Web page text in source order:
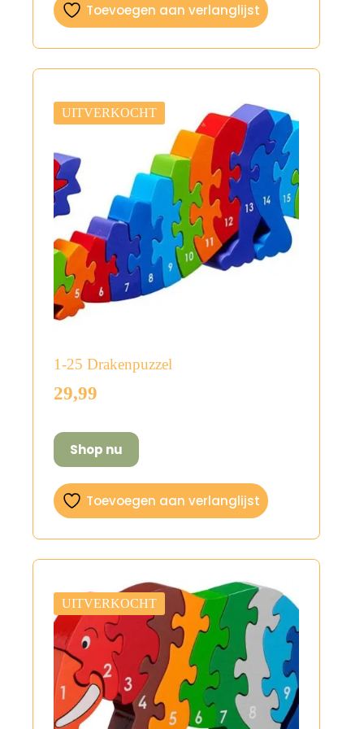
Toevoegen aan verlanglijst
UITVERKOCHT
1-25 Drakenpuzzel
29,99
Shop nu
Toevoegen aan verlanglijst
UITVERKOCHT